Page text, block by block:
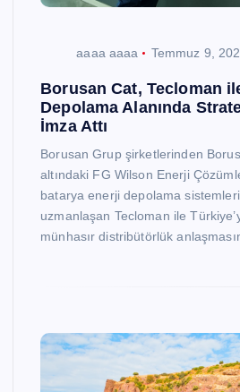
aaaa aaaa Temmuz 9,
Borusan Cat, Tecloman
Depolama Alanında
İmza Attı
Borusan Grup şirketlerinden
altındaki FG Wilson Enerji
batarya enerji depolama
uzmanlaşan Tecloman ile
münhasır distribütörlük